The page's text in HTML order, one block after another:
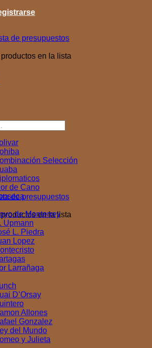
de presupuestos
en la lista
de presupuestos
en la lista
Selección
de Cano
de Monterrey
Upmann
L. Piedra
Lopez
Larrañaga
D’Orsay
Allones
Gonzalez
del Mundo
y Julieta